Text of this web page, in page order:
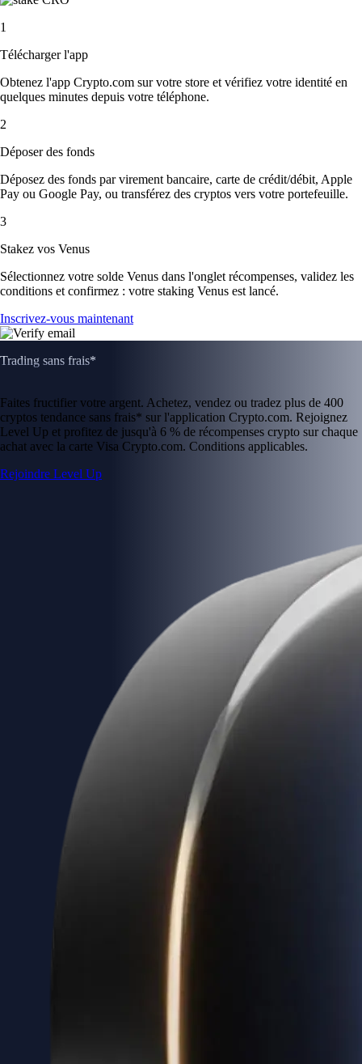
1
Télécharger l'app
Obtenez l'app Crypto.com sur votre store et vérifiez votre identité en
quelques minutes depuis votre téléphone.
2
Déposer des fonds
Déposez des fonds par virement bancaire, carte de crédit/débit, Apple
Pay ou Google Pay, ou transférez des cryptos vers votre portefeuille.
3
Stakez vos Venus
Sélectionnez votre solde Venus dans l'onglet récompenses, validez les
conditions et confirmez : votre staking Venus est lancé.
Inscrivez-vous maintenant
Trading sans frais*
Faites fructifier votre argent. Achetez, vendez ou tradez plus de 400
cryptos tendance sans frais* sur l'application Crypto.com. Rejoignez
Level Up et profitez de jusqu'à 6 % de récompenses crypto sur chaque
achat avec la carte Visa Crypto.com. Conditions applicables.
Rejoindre Level Up